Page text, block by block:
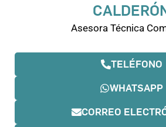
Asesora Técnica
TELÉFONO
WHATSAPP
CORREO